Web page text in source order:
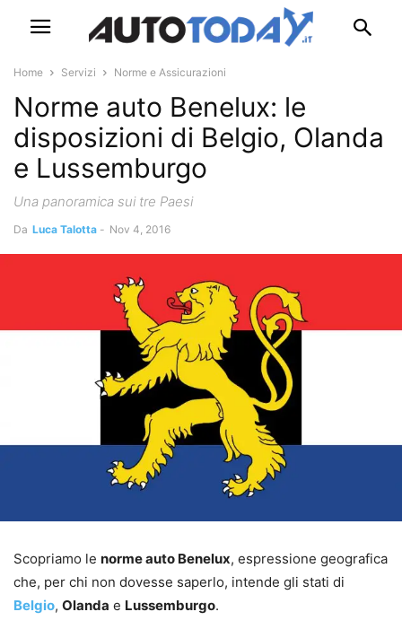
Home Servizi Norme e Assicurazioni
Norme auto Benelux: le
disposizioni di Belgio, Olanda
e Lussemburgo
Una panoramica sui tre Paesi
Da Luca Talotta - Nov 4, 2016
Scopriamo le norme auto Benelux, espressione geografica
che, per chi non dovesse saperlo, intende gli stati di
Belgio, Olanda e Lussemburgo.